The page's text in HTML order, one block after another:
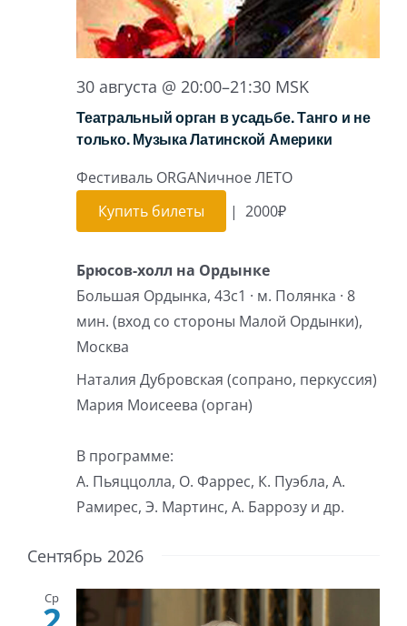
30 августа @ 20:00–21:30 MSK
Театральный орган в усадьбе. Танго и не
только. Музыка Латинской Америки
Фестиваль ORGANичное ЛЕТО
Купить билеты
| 2000₽
Брюсов-холл на Ордынке
Большая Ордынка, 43с1 · м. Полянка · 8
мин. (вход со стороны Малой Ордынки),
Москва
Наталия Дубровская (сопрано, перкуссия)
Мария Моисеева (орган)
В программе:
А. Пьяццолла, О. Фаррес, К. Пуэбла, А.
Рамирес, Э. Мартинс, А. Баррозу и др.
Сентябрь 2026
Ср